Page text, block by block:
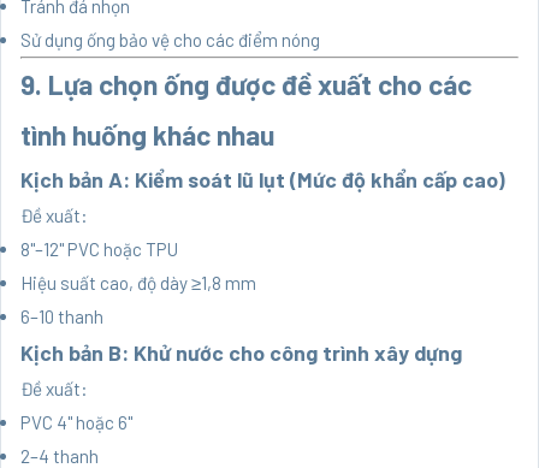
Tránh đá nhọn
Sử dụng ống bảo vệ cho các điểm nóng
9. Lựa chọn ống được đề xuất cho các
tình huống khác nhau
Kịch bản A: Kiểm soát lũ lụt (Mức độ khẩn cấp cao)
Đề xuất:
8"–12" PVC hoặc TPU
Hiệu suất cao, độ dày ≥1,8 mm
6–10 thanh
Kịch bản B: Khử nước cho công trình xây dựng
Đề xuất:
PVC 4" hoặc 6"
2–4 thanh